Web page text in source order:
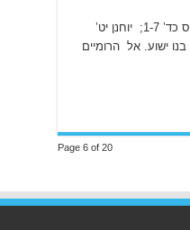
מה קרה לישוע לאחר מותו? גופו נקבר בקבר, אך ביום השלישי אלוהים הקימו מן המתים. לוקס כד’ 1-7; יוחנן יט’
ישוע. אל הרומיים
Page 6 of 20